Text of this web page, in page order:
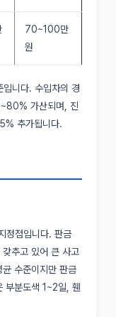
70~100만
원
니다. 수입차의 경
가산되며, 진
추가됩니다.
정점입니다. 판금
추고 있어 큰 사고
수준이지만 판금
부분도색 1~2일, 휀